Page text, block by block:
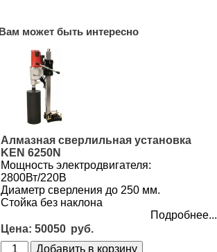
Вам может быть интересно
Алмазная сверлильная установка
KEN 6250N
Мощность электродвигателя:
2800Вт/220В
Диаметр сверления до 250 мм.
Стойка без наклона
Подробнее...
50050